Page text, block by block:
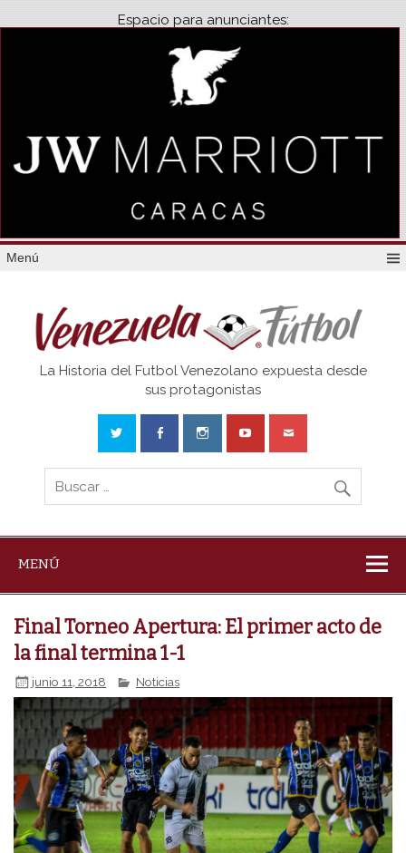
Espacio para anunciantes:
Menú
Venezuela
La Historia del Futbol Venezolano expuesta desde
sus protagonistas
MENÚ
Final Torneo Apertura: El primer acto de
la final termina 1-1
junio 11, 2018 Noticias